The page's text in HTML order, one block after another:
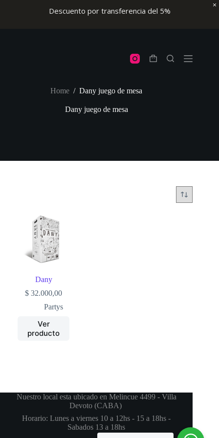
Descuento por transferencia del 5%
Shopping
Home / Dany juego de mesa
Dany juego de mesa
Dany
$ 32.000,00
Partys
Ver
producto
Nuestro local esta ubicado en Melincue 4499 - Villa
Devoto (CABA)
Horario: Lunes a viernes 10 a 12hs - 15 a 18hs -
Sabados 13 a 18hs